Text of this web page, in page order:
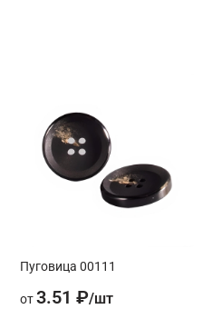
Пуговица 00111
от3.51 ₽